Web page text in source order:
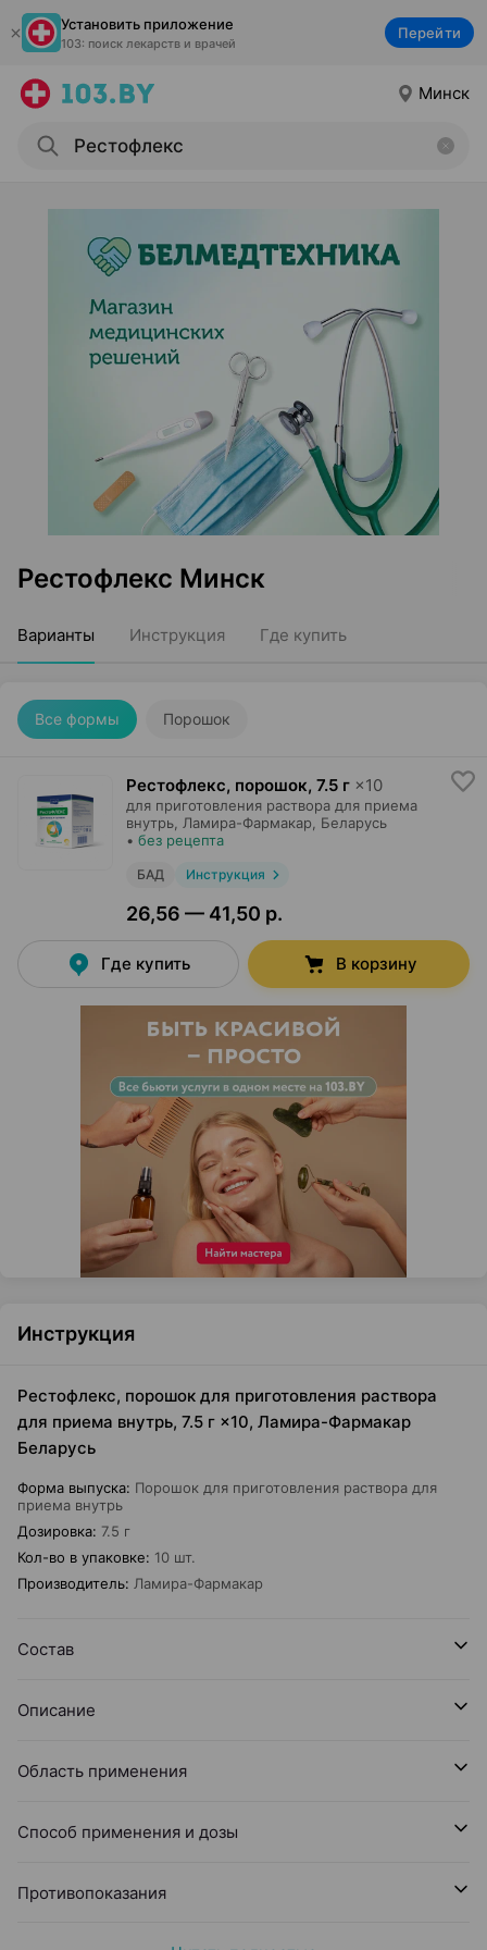
Установить приложение
103: поиск лекарств и врачей
Перейти
Минск
Рестофлекс Минск
Варианты Инструкция Где купить
Все формы Порошок
Рестофлекс, порошок, 7.5 г ×10
для приготовления раствора для приема
внутрь, Ламира-Фармакар , Беларусь
• без рецепта
БАД Инструкция
26,56 — 41,50 р.
Где купить В корзину
Инструкция
Рестофлекс, порошок для приготовления раствора
для приема внутрь, 7.5 г ×10, Ламира-Фармакар
Беларусь
Форма выпуска: Порошок для приготовления раствора для
приема внутрь
Дозировка: 7.5 г
Кол-во в упаковке: 10 шт.
Производитель: Ламира-Фармакар
Состав
Описание
Область применения
Способ применения и дозы
Противопоказания